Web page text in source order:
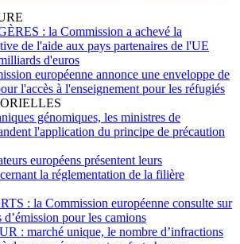
: la Commission a achevé la
de l'aide aux pays partenaires de l'UE
d'euros
européenne annonce une enveloppe de
l'accès à l'enseignement pour les réfugiés
génomiques, les ministres de
l'application du principe de précaution
européens présentent leurs
la réglementation de la filière
: la Commission européenne consulte sur
pour les camions
: marché unique, le nombre d’infractions